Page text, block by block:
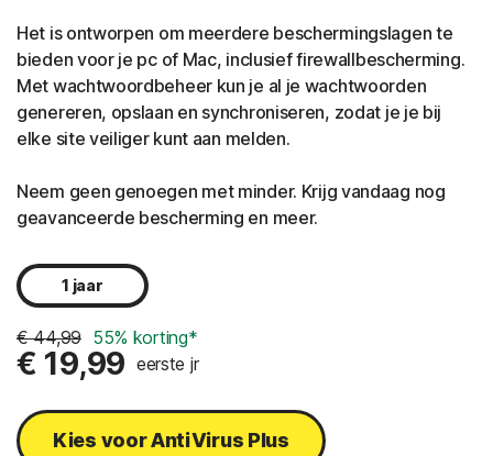
Het is ontworpen om meerdere beschermingslagen te
bieden voor je pc of Mac, inclusief firewallbescherming.
Met wachtwoordbeheer kun je al je wachtwoorden
genereren, opslaan en synchroniseren, zodat je je bij
elke site veiliger kunt aan melden.
Neem geen genoegen met minder. Krijg vandaag nog
geavanceerde bescherming en meer.
1 jaar
€ 44,99 55% korting*
€ 19,99 eerste jr
Kies voor AntiVirus Plus